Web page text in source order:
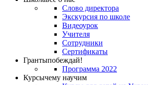
Слово директора
Экскурсия по школе
Видеоурок
Учителя
Сотрудники
Сертификаты
Грантыпобеждай!
Программа 2022
Курсычему научим